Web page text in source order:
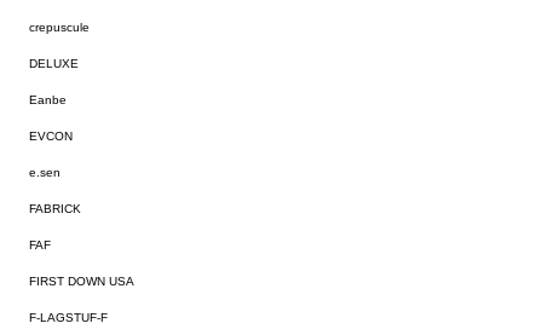
crepuscule
DELUXE
Eanbe
EVCON
e.sen
FABRICK
FAF
FIRST DOWN USA
F-LAGSTUF-F